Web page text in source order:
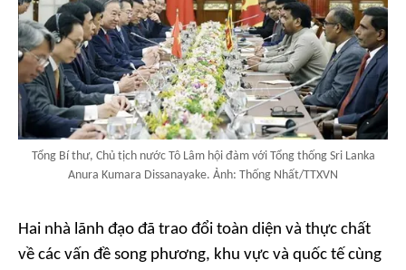
Tổng Bí thư, Chủ tịch nước Tô Lâm hội đàm với Tổng thống Sri Lanka
Anura Kumara Dissanayake. Ảnh: Thống Nhất/TTXVN
Hai nhà lãnh đạo đã trao đổi toàn diện và thực chất
về các vấn đề song phương, khu vực và quốc tế cùng